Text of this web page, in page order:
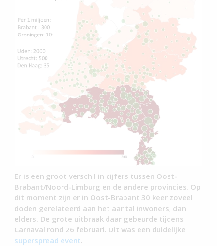
Er is een groot verschil in cijfers tussen Oost-
Brabant/Noord-Limburg en de andere provincies. Op
dit moment zijn er in Oost-Brabant 30 keer zoveel
doden gerelateerd aan het aantal inwoners, dan
elders. De grote uitbraak daar gebeurde tijdens
Carnaval rond 26 februari. Dit was een duidelijke
superspread event.